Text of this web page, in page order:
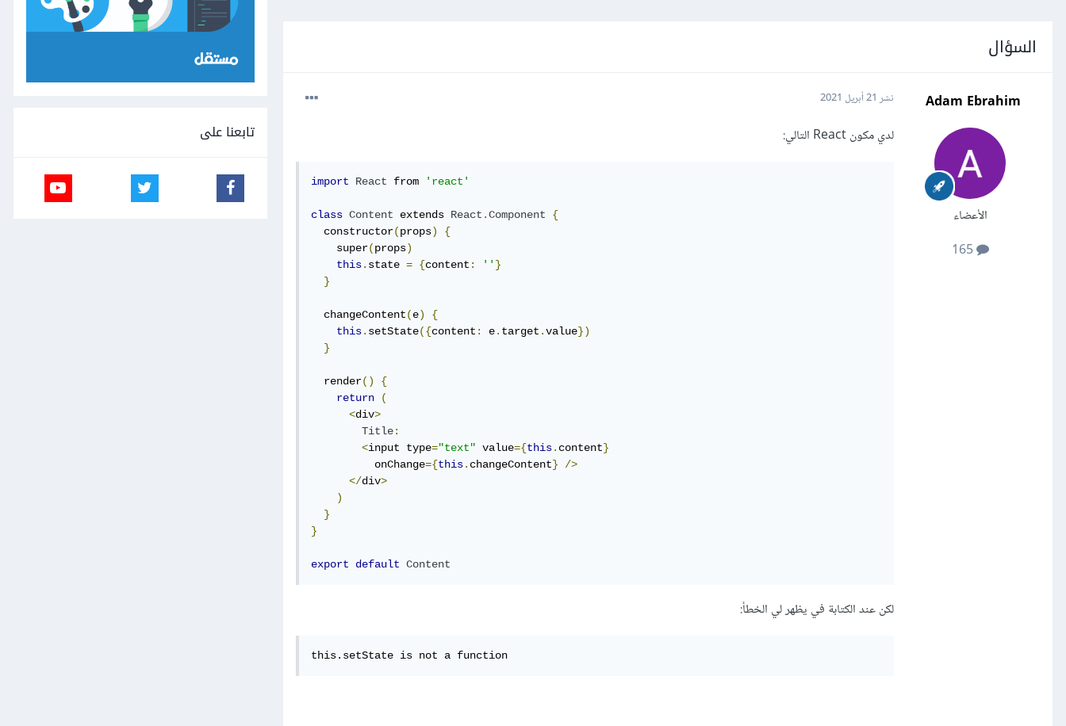
السؤال
Adam Ebrahim
الأعضاء
165
نشر 21 أبريل 2021
لدي مكون React التالي:
import React from 'react'
class Content extends React .Component
{
  constructor
(props)
{
    super
(props)
this. state = {content : '' }
}
  changeContent
(e)
{
this. setState({content : e. target .value})
}
  render
()
{
return
(
<div>
Title:
<input type="text" value={this. content}
          onChange
={this. changeContent}
/>
</div>
)
}
}
export default Content
لكن عند الكتابة في يظهر لي الخطأ:
this.setState is not a function
تابعنا على